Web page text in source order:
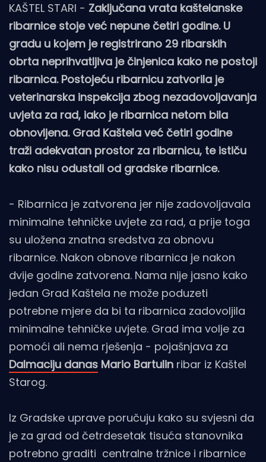
KAŠTEL STARI - Zaključana vrata kaštelanske
ribarnice stoje već nepune četiri godine. U
gradu u kojem je registrirano 29 ribarskih
obrta neprihvatljiva je činjenica kako ne postoji
ribarnica. Postojeću ribarnicu zatvorila je
veterinarska inspekcija zbog nezadovoljavanja
uvjeta za rad, iako je ribarnica netom bila
obnovljena. Grad Kaštela već četiri godine
traži adekvatan prostor za ribarnicu, te ističu
kako nisu odustali od gradske ribarnice.
- Ribarnica je zatvorena jer nije zadovoljavala
minimalne tehničke uvjete za rad, a prije toga
su uložena znatna sredstva za obnovu
ribarnice. Nakon obnove ribarnica je nakon
dvije godine zatvorena. Nama nije jasno kako
jedan Grad Kaštela ne može poduzeti
potrebne mjere da bi ta ribarnica zadovoljila
minimalne tehničke uvjete. Grad ima volje za
pomoći ali nema rješenja - pojašnjava za
Dalmaciju danas Mario Bartulin ribar iz Kaštel
Starog.
Iz Gradske uprave poručuju kako su svjesni da
je za grad od četrdesetak tisuća stanovnika
potrebno graditi centralne tržnice i ribarnice